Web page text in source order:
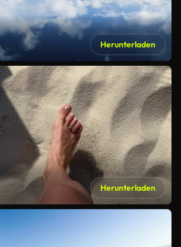
Herunterladen
Herunterladen